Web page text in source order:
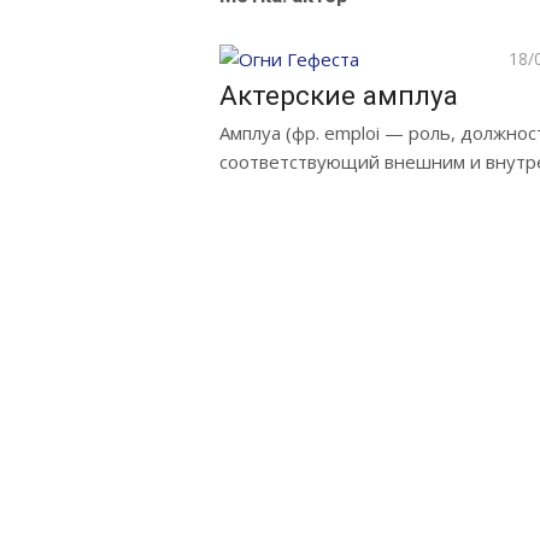
18/
Актерские амплуа
Амплуа (фр. emploi — роль,
соответствующий внешним и